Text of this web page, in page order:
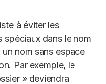
à éviter les
spéciaux dans le nom
un nom sans espace
Par exemple, le
» deviendra